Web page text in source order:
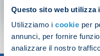
Questo sito web utilizza
Utilizziamo i cookie per
annunci, per fornire
analizzare il nostro
SHOP NOW